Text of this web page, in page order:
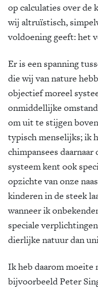
op calculaties over de
wij altruïstisch,
voldoening geeft: het
Er is een spanning
die wij van nature
objectief moreel
onmiddellijke
om uit te stijgen
typisch menselijks; ik
chimpansees
systeem kent ook
opzichte van onze
kinderen in de steek
wanneer ik
speciale
dierlijke natuur dan
Ik heb daarom moeite
bijvoorbeeld Peter